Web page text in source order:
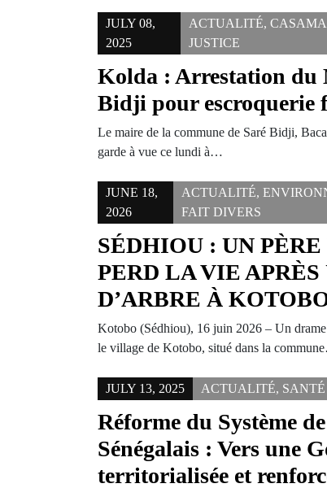
JULY 08,
2025
ACTUALITÉ,
JUSTICE
Kolda : Arrestation du
Bidji pour escroquerie
Le maire de la commune de Saré Bidji,
garde à vue ce lundi à…
JUNE 18,
2026
ACTUALITÉ,
FAIT DIVERS
SÉDHIOU : UN
PERD LA VIE
D’ARBRE À
Kotobo (Sédhiou), 16 juin 2026 – Un drame
le village de Kotobo, situé dans la
JULY 13, 2025 ACTUALITÉ, SANTÉ
Réforme du Système
Sénégalais : Vers une
territorialisée et